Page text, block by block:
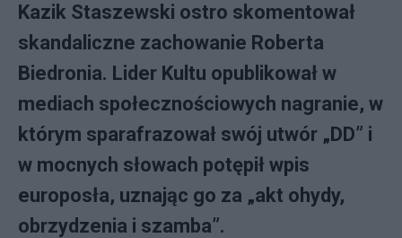
Kazik Staszewski ostro skomentował
skandaliczne zachowanie Roberta
Biedronia. Lider Kultu opublikował w
mediach społecznościowych nagranie, w
którym sparafrazował swój utwór „DD” i
w mocnych słowach potępił wpis
europosła, uznając go za „akt ohydy,
obrzydzenia i szamba”.